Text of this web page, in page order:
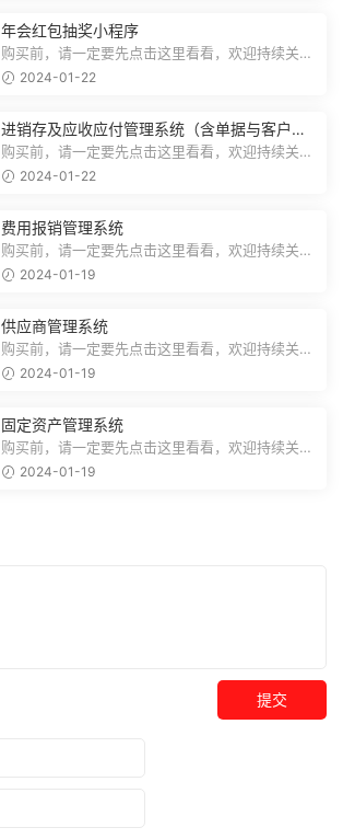
年会红包抽奖小程序
购买前，请一定要先点击这里看看，欢迎持续关
注，精彩模板每天推送预览结束，需要...
2024-01-22
进销存及应收应付管理系统（含单据与客户对
账）
购买前，请一定要先点击这里看看，欢迎持续关
注，精彩模板每天推送预览结束，需要...
2024-01-22
费用报销管理系统
购买前，请一定要先点击这里看看，欢迎持续关
注，精彩模板每天推送预览结束，需要...
2024-01-19
供应商管理系统
购买前，请一定要先点击这里看看，欢迎持续关
注，精彩模板每天推送预览结束，需要...
2024-01-19
固定资产管理系统
购买前，请一定要先点击这里看看，欢迎持续关
注，精彩模板每天推送预览结束，需要...
2024-01-19
提交